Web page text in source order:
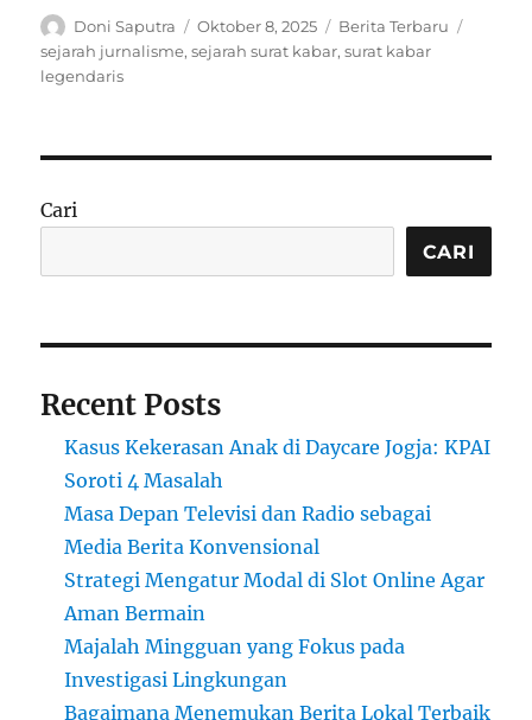
Author
Doni Saputra
Posted
on
Oktober 8, 2025 Categories
Berita Terbaru
sejarah jurnalisme,sejarah surat kabar,surat kabar
legendaris
Cari
CARI
Recent Posts
Kasus Kekerasan Anak di Daycare Jogja: KPAI
Soroti 4 Masalah
Masa Depan Televisi dan Radio sebagai
Media Berita Konvensional
Strategi Mengatur Modal di Slot Online Agar
Aman Bermain
Majalah Mingguan yang Fokus pada
Investigasi Lingkungan
Bagaimana Menemukan Berita Lokal Terbaik